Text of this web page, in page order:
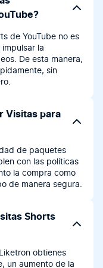
de YouTube no es
la
De esta manera,
sin
Visitas para
de paquetes
con las políticas
la compra como
de manera segura.
Shorts
obtienes
un aumento de la